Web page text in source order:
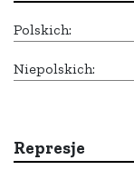
Polskich:
Niepolskich:
Represje